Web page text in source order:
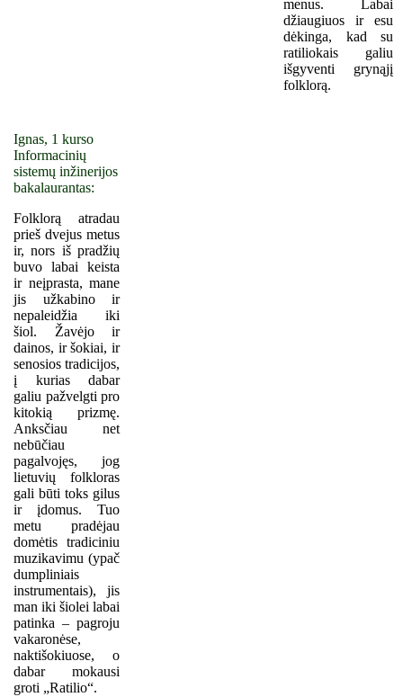
menus. Labai
džiaugiuos ir esu
dėkinga, kad su
ratiliokais galiu
išgyventi grynąjį
folklorą.
Ignas, 1 kurso
Informacinių
sistemų inžinerijos
bakalaurantas:
Folklorą atradau
prieš dvejus metus
ir, nors iš pradžių
buvo labai keista
ir neįprasta, mane
jis užkabino ir
nepaleidžia iki
šiol. Žavėjo ir
dainos, ir šokiai, ir
senosios tradicijos,
į kurias dabar
galiu pažvelgti pro
kitokią prizmę.
Anksčiau net
nebūčiau
pagalvojęs, jog
lietuvių folkloras
gali būti toks gilus
ir įdomus. Tuo
metu pradėjau
domėtis tradiciniu
muzikavimu (ypač
dumpliniais
instrumentais), jis
man iki šiolei labai
patinka – pagroju
vakaronėse,
naktišokiuose, o
dabar mokausi
groti „Ratilio“.